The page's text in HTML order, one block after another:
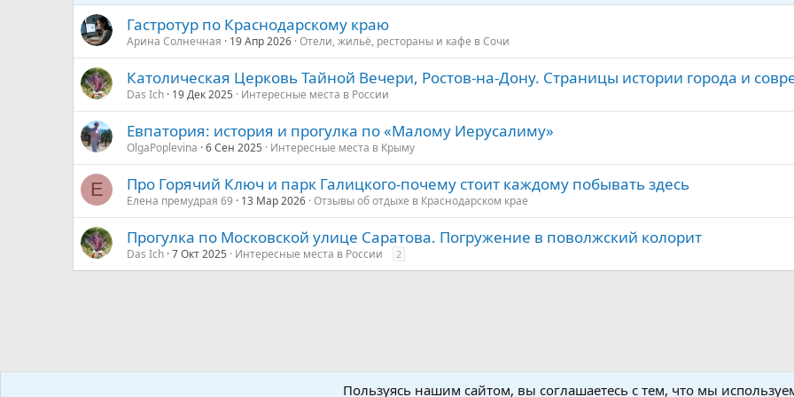
Гастротур по Краснодарскому краю
Арина Солнечная 19 Апр 2026 Отели, жильё, рестораны и кафе в Сочи
Католическая Церковь Тайной Вечери, Ростов-на-Дону. Страницы истории города и
Das Ich 19 Дек 2025 Интересные места в России
Евпатория: история и прогулка по «Малому Иерусалиму»
OlgaPoplevina 6 Сен 2025 Интересные места в Крыму
Е Про Горячий Ключ и парк Галицкого-почему стоит каждому побывать здесь
Елена премудрая 69 13 Мар 2026 Отзывы об отдыхе в Краснодарском крае
Прогулка по Московской улице Саратова. Погружение в поволжский колорит
Das Ich 7 Окт 2025 Интересные места в России 2
Вьетнам Общая информация о Вьетнаме
Пользуясь нашим сайтом, вы соглашаетесь с тем, что мы